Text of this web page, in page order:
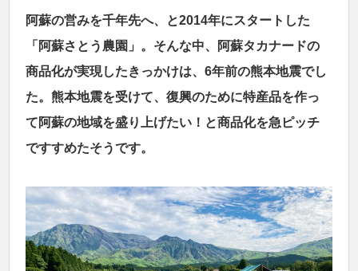
阿蘇の営みを千年先へ、と2014年にスタートした
「阿蘇さとう農園」。そんな中、阿蘇タカナードの
商品化が実現したきっかけは、6年前の熊本地震でし
た。熊本地震を受けて、復興のために特産品を作っ
て阿蘇の地域を盛り上げたい！と商品化を急ピッチ
ですすめたそうです。